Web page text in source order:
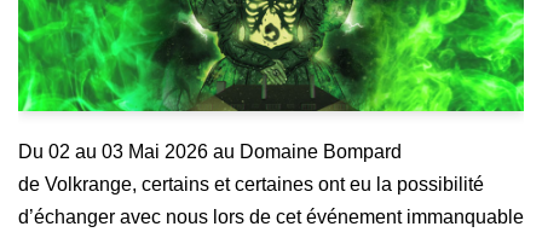
Du 02 au 03 Mai 2026 au Domaine Bompard
de Volkrange, certains et certaines ont eu la possibilité
d’échanger avec nous lors de cet événement immanquable